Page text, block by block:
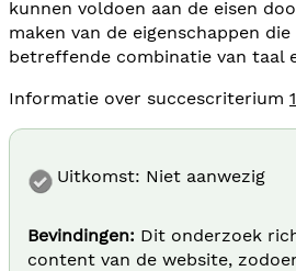
kunnen voldoen aan de eisen
maken van de eigenschappen
betreffende combinatie van taal
Informatie over succescriterium
Uitkomst: Niet aanwezig
Bevindingen: Dit onderzoek
content van de website,